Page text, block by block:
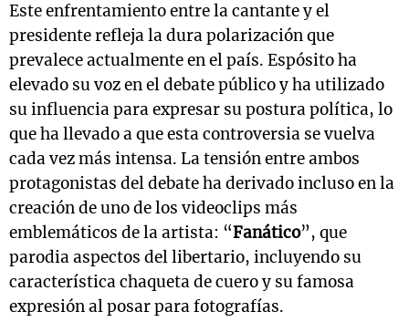
Este enfrentamiento entre la cantante y el
presidente refleja la dura polarización que
prevalece actualmente en el país. Espósito ha
elevado su voz en el debate público y ha utilizado
su influencia para expresar su postura política, lo
que ha llevado a que esta controversia se vuelva
cada vez más intensa. La tensión entre ambos
protagonistas del debate ha derivado incluso en la
creación de uno de los videoclips más
emblemáticos de la artista: “Fanático”, que
parodia aspectos del libertario, incluyendo su
característica chaqueta de cuero y su famosa
expresión al posar para fotografías.